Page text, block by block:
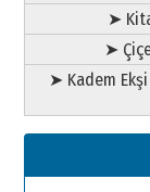
➤
➤
➤ Kadem Ekşi